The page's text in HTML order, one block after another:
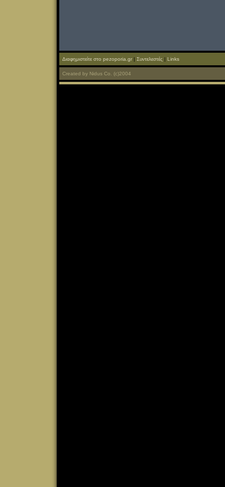
Διαφημιστείτε στο pezoporia.gr | Συντελεστές | Links
Created by Nidus Co. (c)2004